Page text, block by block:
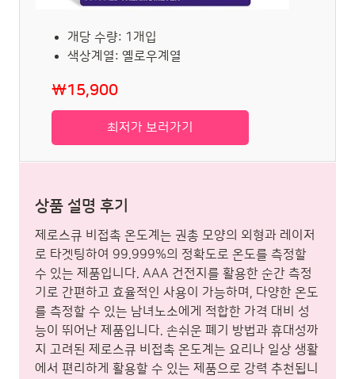
개당 수량: 1개입
색상계열: 옐로우계열
₩15,900
최저가 보러가기
상품 설명 후기
제로스큐 비접촉 온도계는 권총 모양의 외형과 레이저
로 타겟팅하여 99.999%의 정확도로 온도를 측정할
수 있는 제품입니다. AAA 건전지를 활용한 순간 측정
기로 간편하고 효율적인 사용이 가능하며, 다양한 온도
를 측정할 수 있는 남녀노소에게 적합한 가격 대비 성
능이 뛰어난 제품입니다. 손쉬운 폐기 방법과 휴대성까
지 고려된 제로스큐 비접촉 온도계는 요리나 일상 생활
에서 편리하게 활용할 수 있는 제품으로 강력 추천됩니